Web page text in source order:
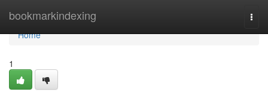
bookmarkindexing
Home
Home
1